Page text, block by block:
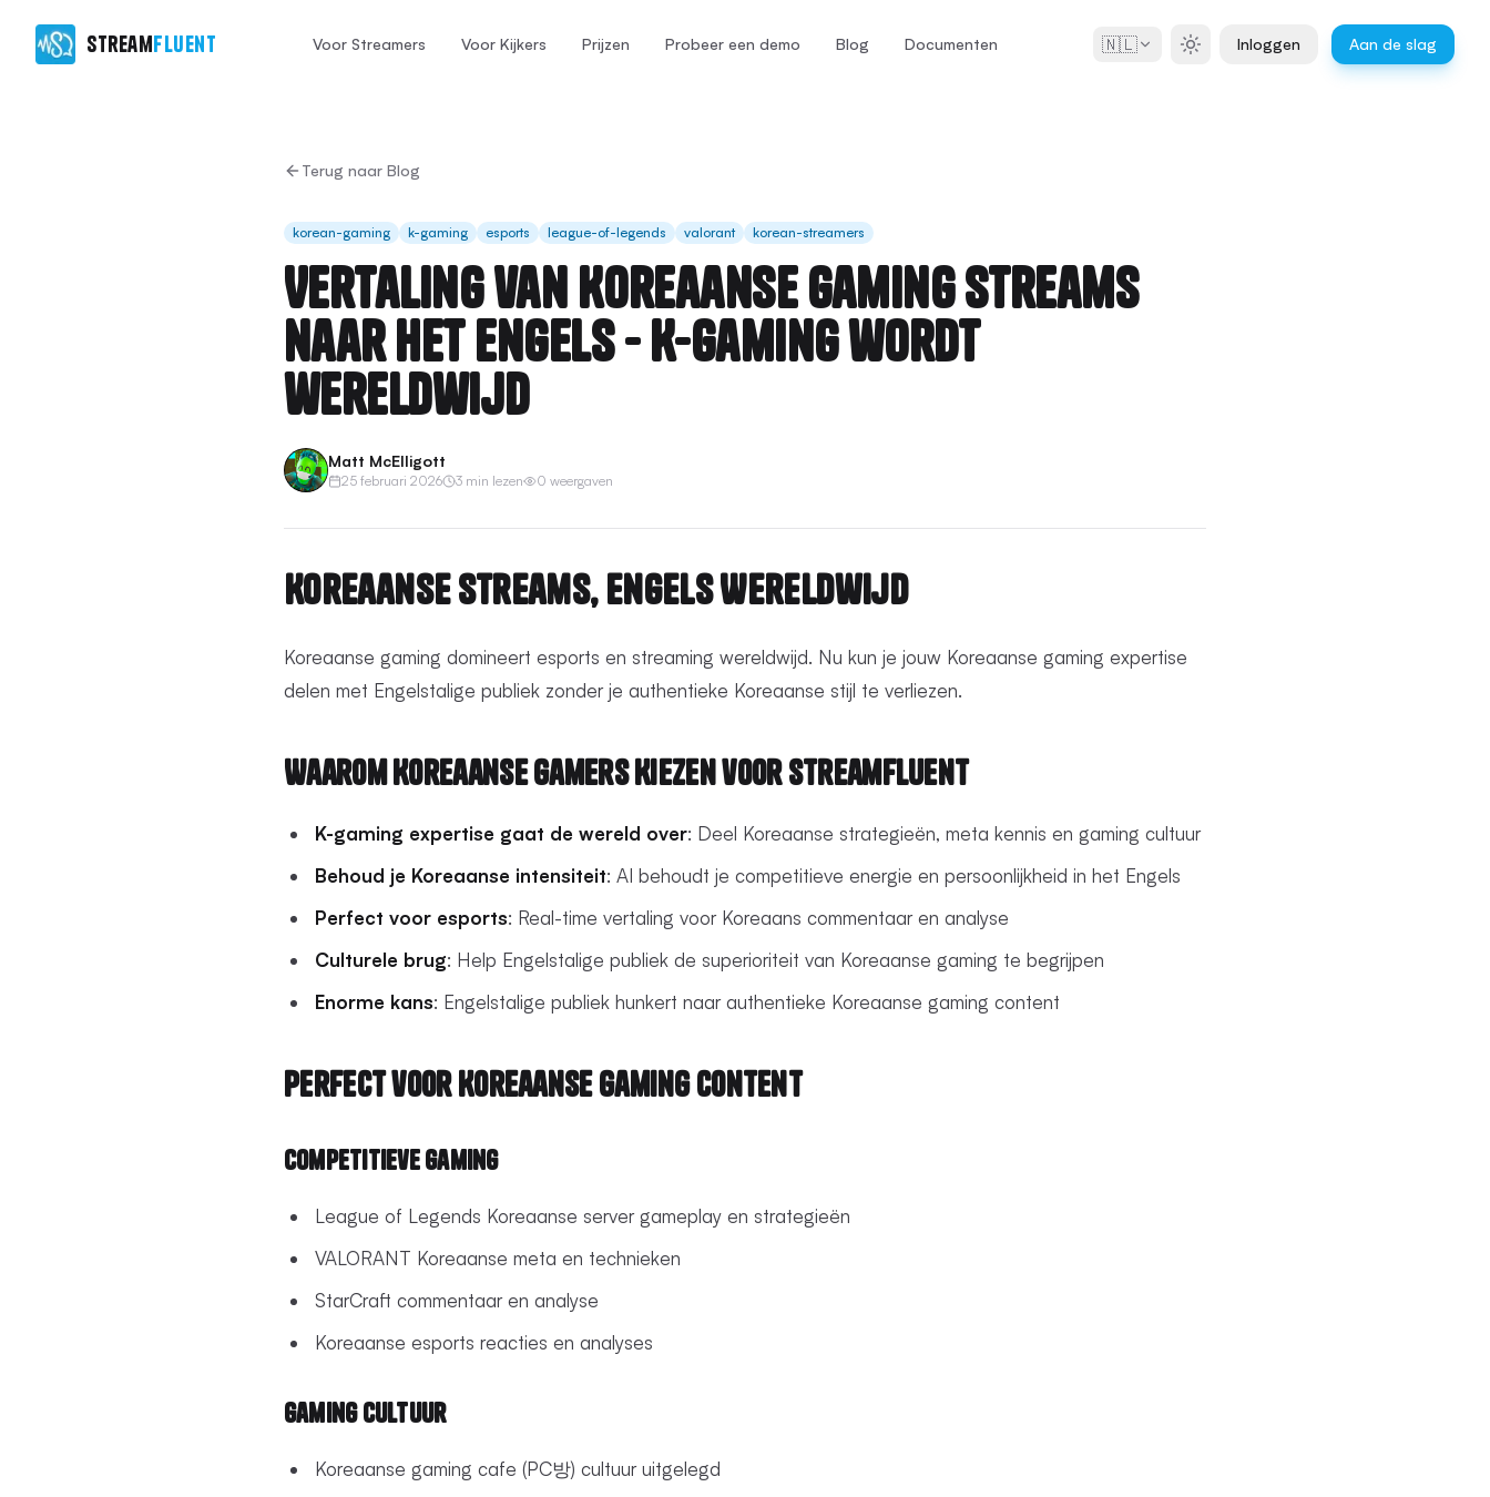
StreamFluent Voor Streamers Voor Kijkers Prijzen Probeer een demo Blog Documenten 🇳🇱 Inloggen Aan de slag
Terug naar Blog
korean-gaming k-gaming esports league-of-legends valorant korean-streamers
Vertaling van Koreaanse gaming streams
naar het Engels - K-Gaming wordt
wereldwijd
Matt McElligott
25 februari 2026 3 min lezen 0 weergaven
Koreaanse Streams, Engels Wereldwijd
Koreaanse gaming domineert esports en streaming wereldwijd. Nu kun je jouw Koreaanse gaming expertise
delen met Engelstalige publiek zonder je authentieke Koreaanse stijl te verliezen.
Waarom Koreaanse Gamers Kiezen voor StreamFluent
K-gaming expertise gaat de wereld over: Deel Koreaanse strategieën, meta kennis en gaming cultuur
Behoud je Koreaanse intensiteit: AI behoudt je competitieve energie en persoonlijkheid in het Engels
Perfect voor esports: Real-time vertaling voor Koreaans commentaar en analyse
Culturele brug: Help Engelstalige publiek de superioriteit van Koreaanse gaming te begrijpen
Enorme kans: Engelstalige publiek hunkert naar authentieke Koreaanse gaming content
Perfect voor Koreaanse Gaming Content
Competitieve Gaming
League of Legends Koreaanse server gameplay en strategieën
VALORANT Koreaanse meta en technieken
StarCraft commentaar en analyse
Koreaanse esports reacties en analyses
Gaming Cultuur
Koreaanse gaming cafe (PC방) cultuur uitgelegd